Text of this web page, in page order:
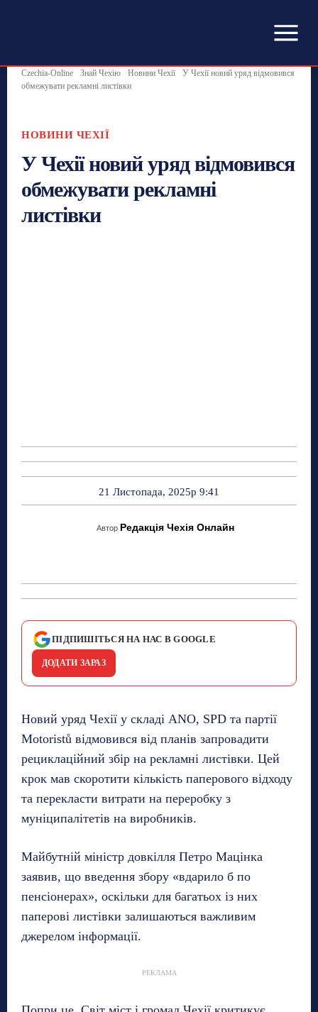
Czechia-Online Знай Чехію Новини Чехії
У Чехії новий уряд відмовився
обмежувати рекламні листівки
НОВИНИ ЧЕХІЇ
У Чехії новий уряд відмовився
обмежувати рекламні
листівки
21 Листопада, 2025р 9:41
Автор Редакція Чехія Онлайн
ПІДПИШІТЬСЯ НА НАС В GOOGLE
ДОДАТИ ЗАРАЗ
Новий уряд Чехії у складі ANO, SPD та партії
Motoristů відмовився від планів запровадити
рециклаційний збір на рекламні листівки. Цей
крок мав скоротити кількість паперового відходу
та перекласти витрати на переробку з
муніципалітетів на виробників.
Майбутній міністр довкілля Петро Мацінка
заявив, що введення збору «вдарило б по
пенсіонерах», оскільки для багатьох із них
паперові листівки залишаються важливим
джерелом інформації.
РЕКЛАМА